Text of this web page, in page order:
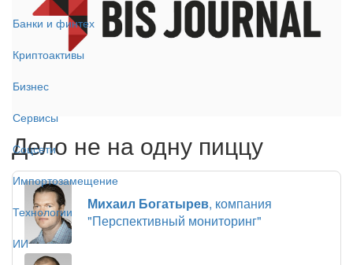
Банки и финтех
Криптоактивы
Бизнес
Сервисы
Соцсети
Импортозамещение
Технологии
ИИ
Дело не на одну пиццу
Михаил Богатырев, компания
"Перспективный мониторинг"